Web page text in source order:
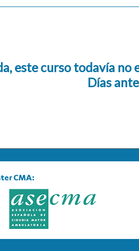
este curso todavía
Días
CMA: